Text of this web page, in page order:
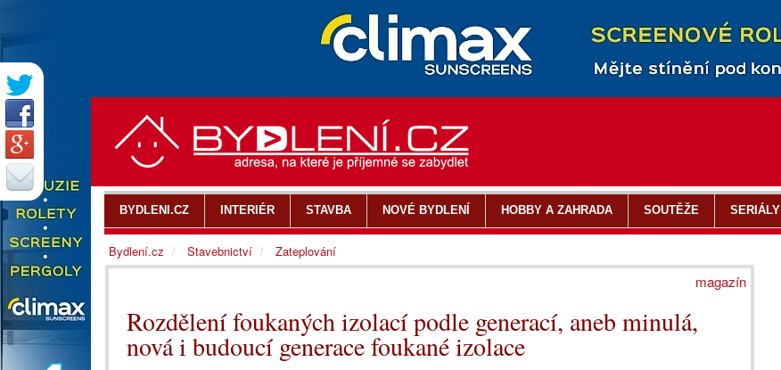
magazín
Rozdělení foukaných izolací podle generací, aneb minulá,
nová i budoucí generace foukané izolace
BYDLENI.CZ INTERIÉR STAVBA NOVÉ BYDLENÍ HOBBY A ZAHRADA SOUTĚŽE SERIÁLY
Bydlení.cz Stavebnictví Zateplování